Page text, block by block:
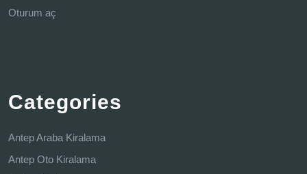
Oturum aç
Categories
Antep Araba Kiralama
Antep Oto Kiralama